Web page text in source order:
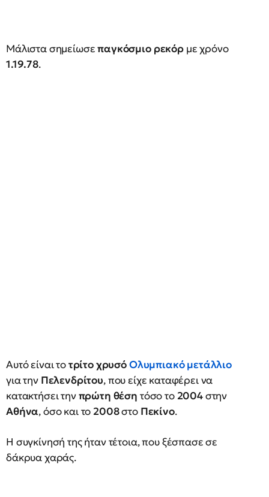
Μάλιστα σημείωσεπαγκόσμιο ρεκόρμε χρόνο
1.19.78.
Αυτό είναι τοτρίτο χρυσόΟλυμπιακό μετάλλιο
για την Πελενδρίτου, που είχε καταφέρει να
κατακτήσει τηνπρώτη θέση τόσο το 2004στην
Αθήνα, όσο και το 2008στο Πεκίνο.
Η συγκίνησή της ήταν τέτοια, που ξέσπασε σε
δάκρυα χαράς.